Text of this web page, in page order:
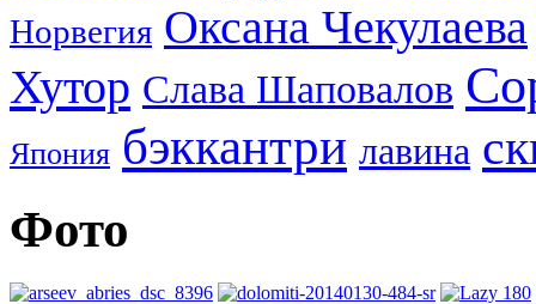
Норвегия Оксана Чекулаева
Хутор Слава Шаповалов
Япония бэккантри лавина
Фото